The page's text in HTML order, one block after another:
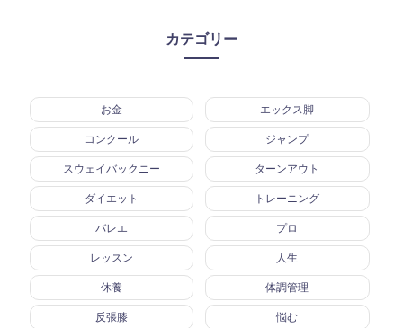
カテゴリー
お金 エックス脚
コンクール ジャンプ
スウェイバックニー ターンアウト
ダイエット トレーニング
バレエ プロ
レッスン 人生
休養 体調管理
反張膝 悩む